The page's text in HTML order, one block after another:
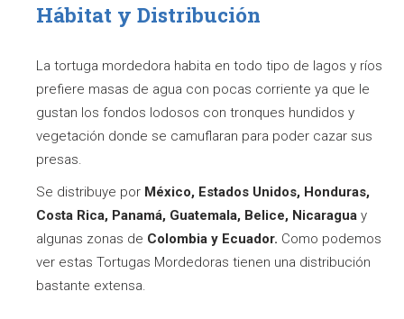
Hábitat y Distribución
La tortuga mordedora habita en todo tipo de lagos y ríos
prefiere masas de agua con pocas corriente ya que le
gustan los fondos lodosos con tronques hundidos y
vegetación donde se camuflaran para poder cazar sus
presas.
Se distribuye por México, Estados Unidos, Honduras,
Costa Rica, Panamá, Guatemala, Belice, Nicaragua y
algunas zonas de Colombia y Ecuador. Como podemos
ver estas Tortugas Mordedoras tienen una distribución
bastante extensa.